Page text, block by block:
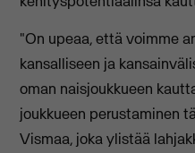
"On upeaa, että voimme
kansalliseen ja
oman naisjoukkueen
joukkueen perustaminen
Vismaa, joka ylistää